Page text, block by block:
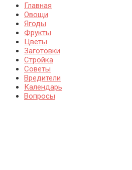
Главная
Овощи
Ягоды
Фрукты
Цветы
Заготовки
Стройка
Советы
Вредители
Календарь
Вопросы